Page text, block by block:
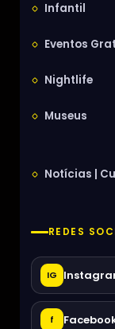
Infantil
Eventos
Nightlife
Museus
Notícias |
REDES
IG
f